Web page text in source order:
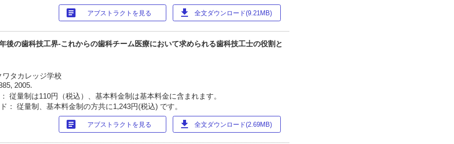
article アブストラクトを見る download 全文ダウンロード(9.21MB)
後の歯科技工界‐これからの歯科チーム医療において求められる歯科技工士の役割と
タカレッジ学校
2005.
従量制は110円（税込）、基本料金制は基本料金に含まれます。
： 従量制、基本料金制の方共に1,243円(税込) です。
article アブストラクトを見る download 全文ダウンロード(2.69MB)